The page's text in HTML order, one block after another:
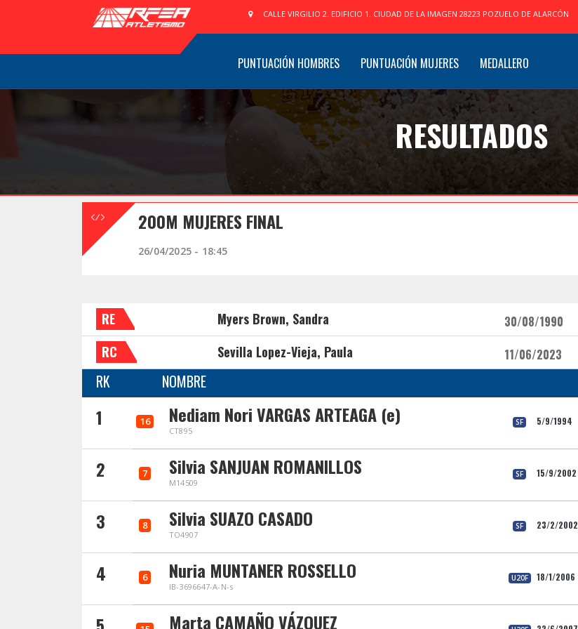
CALLE VIRGILIO 2. EDIFICIO 1. CIUDAD DE LA IMAGEN 28223 POZUELO DE ALARCÓN
PUNTUACIÓN HOMBRES PUNTUACIÓN MUJERES MEDALLERO
RESULTADOS
200M MUJERES FINAL
26/04/2025 - 18:45
RE
Myers Brown, Sandra 30/08/1990
RC Sevilla Lopez-Vieja, Paula 11/06/2023
RK NOMBRE
1 16 Nediam Nori VARGAS ARTEAGA (e)
CT895
SF 5/9/1994
2 7 Silvia SANJUAN ROMANILLOS
M14509
SF 15/9/2002
3 8 Silvia SUAZO CASADO
TO4907
SF 23/2/2002
4 6 Nuria MUNTANER ROSSELLO
IB-3696647-A-N-s
U20F 18/1/2006
Marta CAMAÑO VÁZQUEZ